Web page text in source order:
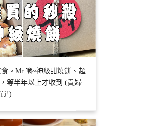
。Mr.啃~神級甜燒餅、超
等半年以上才收到 (貴婦
!)